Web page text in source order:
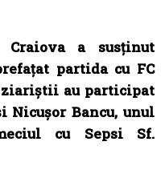
Craiova a susținut
partida cu FC
au participat
Nicușor Bancu, unul
cu Sepsi Sf.